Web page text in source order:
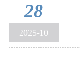
28
2025-10